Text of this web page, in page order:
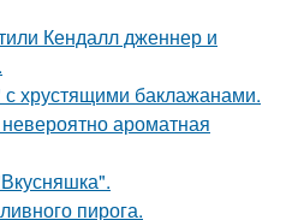
Кендалл дженнер и
с хрустящими баклажанами.
ароматная
пирога.